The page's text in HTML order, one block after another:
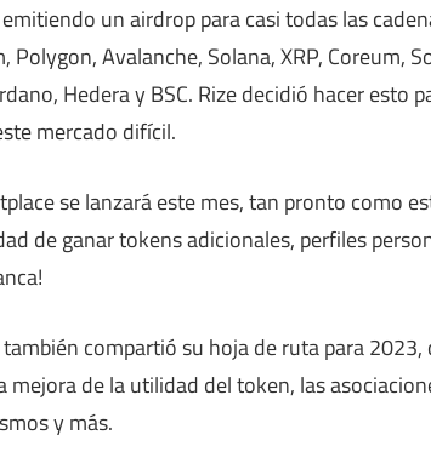
un airdrop para casi todas las
Polygon, Avalanche, Solana, XRP, Coreum,
Hedera y BSC. Rize decidió hacer esto
mercado difícil.
se lanzará este mes, tan pronto como
de ganar tokens adicionales, perfiles
también compartió su hoja de ruta para
mejora de la utilidad del token, las
y más.